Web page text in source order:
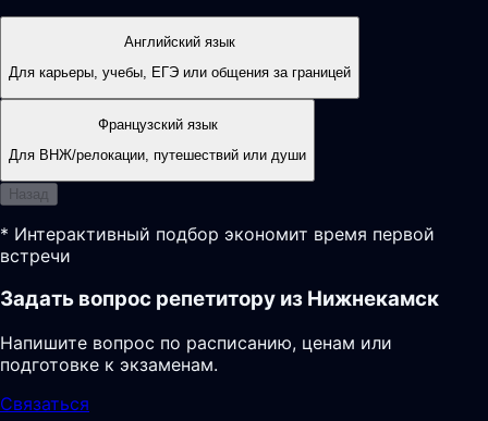
Английский язык
Для карьеры, учебы, ЕГЭ или общения за границей
Французский язык
Для ВНЖ/релокации, путешествий или души
Назад
* Интерактивный подбор экономит время первой
встречи
Задать вопрос репетитору из Нижнекамск
Напишите вопрос по расписанию, ценам или
подготовке к экзаменам.
Связаться